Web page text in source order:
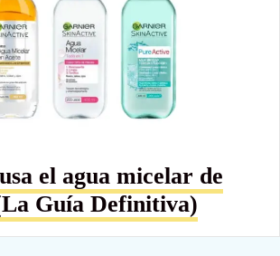
el agua micelar de
Guía Definitiva)